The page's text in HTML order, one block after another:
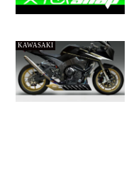
KAWASAKI